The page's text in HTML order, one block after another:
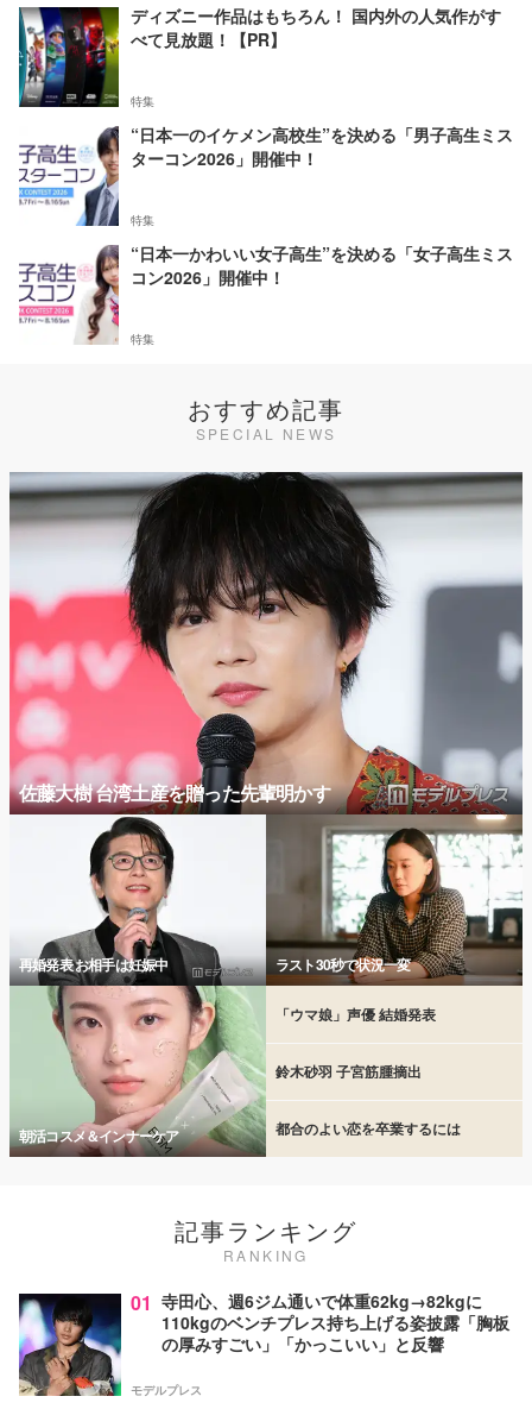
ディズニー作品はもちろん！ 国内外の人気作がす
べて見放題！【PR】
特集
“日本一のイケメン高校生”を決める「男子高生ミス
ターコン2026」開催中！
特集
“日本一かわいい女子高生”を決める「女子高生ミス
コン2026」開催中！
特集
おすすめ記事
SPECIAL NEWS
佐藤大樹 台湾土産を贈った先輩明かす
再婚発表 お相手は妊娠中 ラスト30秒で状況一変
朝活コスメ＆インナーケア
「ウマ娘」声優 結婚発表
鈴木砂羽 子宮筋腫摘出
都合のよい恋を卒業するには
記事ランキング
RANKING
01 寺田心、週6ジム通いで体重62kg→82kgに
110kgのベンチプレス持ち上げる姿披露「胸板
の厚みすごい」「かっこいい」と反響
モデルプレス